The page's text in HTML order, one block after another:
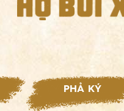
PHẢ KÝ